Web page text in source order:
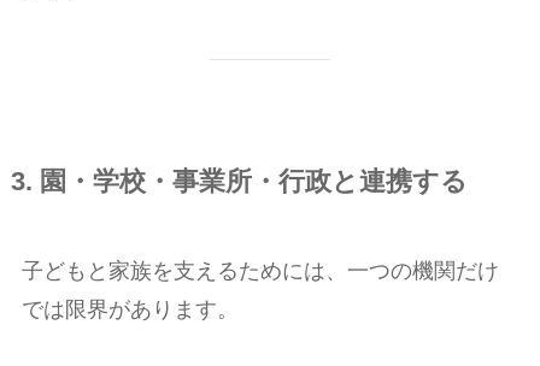
3. 園・学校・事業所・行政と連携する
子どもと家族を支えるためには、一つの機関だけ
では限界があります。